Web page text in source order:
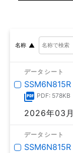
名称
データシート
PDF: 578KB
2026年03月
データシート